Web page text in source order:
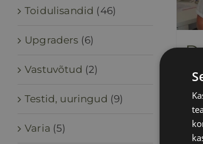
Toidulisandid (46)
Upgraders (6)
Vastuvõtud (2)
Testid, uuringud (9)
Varia (5)